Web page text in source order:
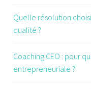
Quelle résolution
qualité ?
Coaching CEO : pour
entrepreneuriale ?